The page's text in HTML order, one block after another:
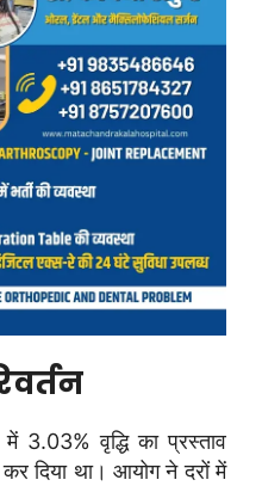
3.03% वृद्धि का प्रस्ताव
दिया था। आयोग ने दरों में